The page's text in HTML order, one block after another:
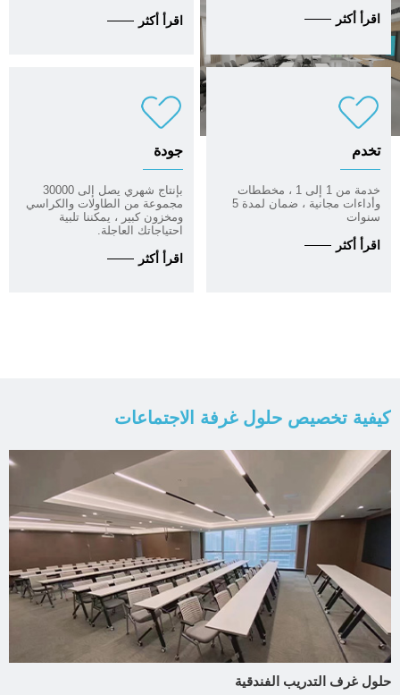
اقرأ أكثر اقرأ أكثر
تخدم
خدمة من 1 إلى 1 ، مخططات
وأداءات مجانية ، ضمان لمدة 5
سنوات
اقرأ أكثر
جودة
بإنتاج شهري يصل إلى 30000
مجموعة من الطاولات والكراسي
ومخزون كبير ، يمكننا تلبية
احتياجاتك العاجلة.
اقرأ أكثر
كيفية تخصيص حلول غرفة الاجتماعات
حلول غرف التدريب الفندقية